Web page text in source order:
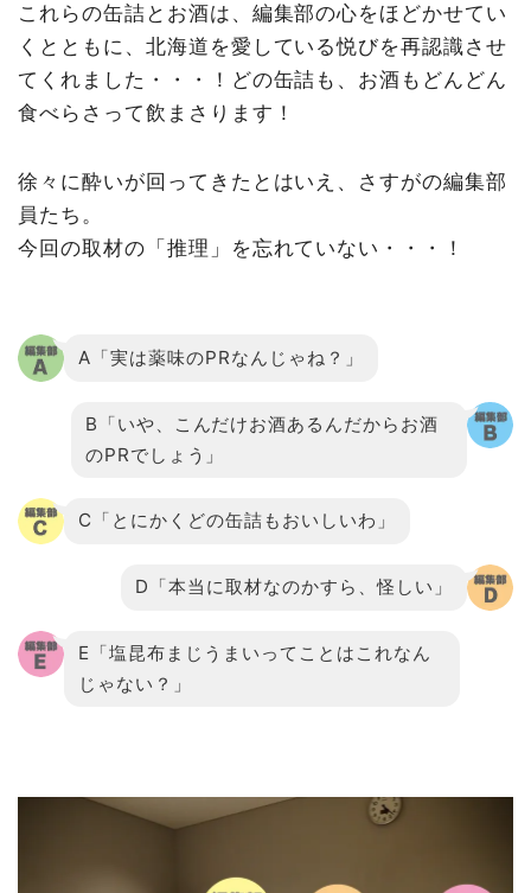
これらの缶詰とお酒は、編集部の心をほどかせてい
くとともに、北海道を愛している悦びを再認識させ
てくれました・・・！どの缶詰も、お酒もどんどん
食べらさって飲まさります！
徐々に酔いが回ってきたとはいえ、さすがの編集部
員たち。
今回の取材の「推理」を忘れていない・・・！
A「実は薬味のPRなんじゃね？」
B「いや、こんだけお酒あるんだからお酒
のPRでしょう」
C「とにかくどの缶詰もおいしいわ」
D「本当に取材なのかすら、怪しい」
E「塩昆布まじうまいってことはこれなん
じゃない？」